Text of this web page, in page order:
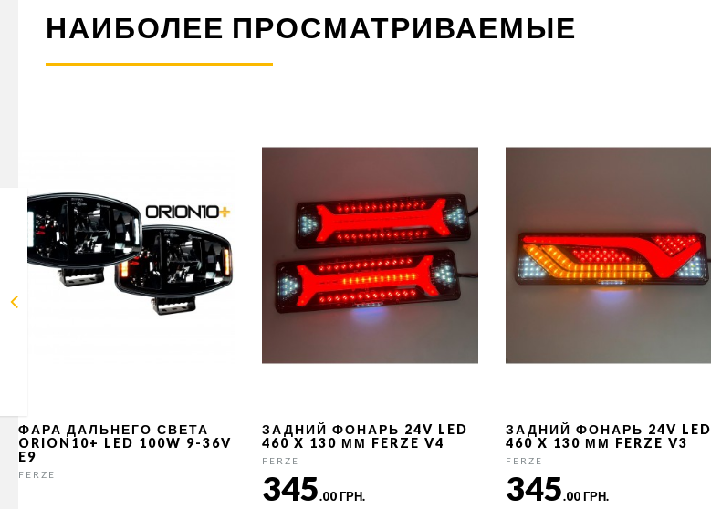
НАИБОЛЕЕ ПРОСМАТРИВАЕМЫЕ
ФАРА ДАЛЬНЕГО СВЕТА
ORION10+ LED 100W 9-36V
E9
FERZE
ЗАДНИЙ ФОНАРЬ 24V LED
460 X 130 ММ FERZE V4
FERZE
345.00 ГРН.
ЗАДНИЙ ФОНАРЬ 24V LED
460 X 130 ММ FERZE V3
FERZE
345.00 ГРН.